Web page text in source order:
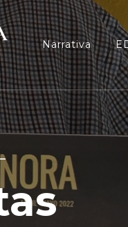
Narrativa